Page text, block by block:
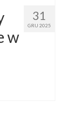
31
GRU 2025
w